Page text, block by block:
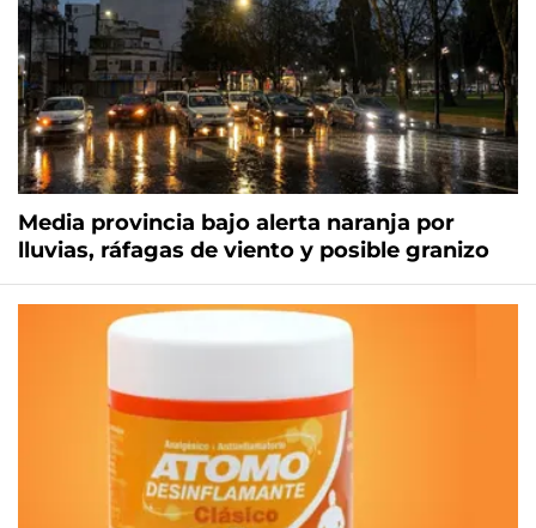
Media provincia bajo alerta naranja por
lluvias, ráfagas de viento y posible granizo